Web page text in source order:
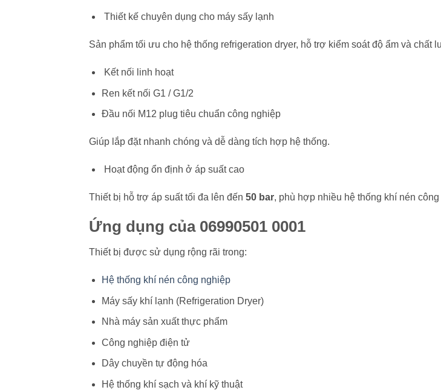
Thiết kế chuyên dụng cho máy sấy lạnh
Sản phẩm tối ưu cho hệ thống refrigeration dryer, hỗ trợ kiểm soát độ ẩm và chất
Kết nối linh hoạt
Ren kết nối G1 / G1/2
Đầu nối M12 plug tiêu chuẩn công nghiệp
Giúp lắp đặt nhanh chóng và dễ dàng tích hợp hệ thống.
Hoạt động ổn định ở áp suất cao
Thiết bị hỗ trợ áp suất tối đa lên đến 50 bar, phù hợp nhiều hệ thống khí nén
Ứng dụng của 06990501 0001
Thiết bị được sử dụng rộng rãi trong:
Hệ thống khí nén công nghiệp
Máy sấy khí lạnh (Refrigeration Dryer)
Nhà máy sản xuất thực phẩm
Công nghiệp điện tử
Dây chuyền tự động hóa
Hệ thống khí sạch và khí kỹ thuật